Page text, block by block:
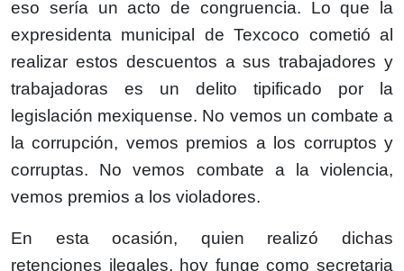
eso sería un acto de congruencia. Lo que la
expresidenta municipal de Texcoco cometió al
realizar estos descuentos a sus trabajadores y
trabajadoras es un delito tipificado por la
legislación mexiquense. No vemos un combate a
la corrupción, vemos premios a los corruptos y
corruptas. No vemos combate a la violencia,
vemos premios a los violadores.
En esta ocasión, quien realizó dichas
retenciones ilegales, hoy funge como secretaria